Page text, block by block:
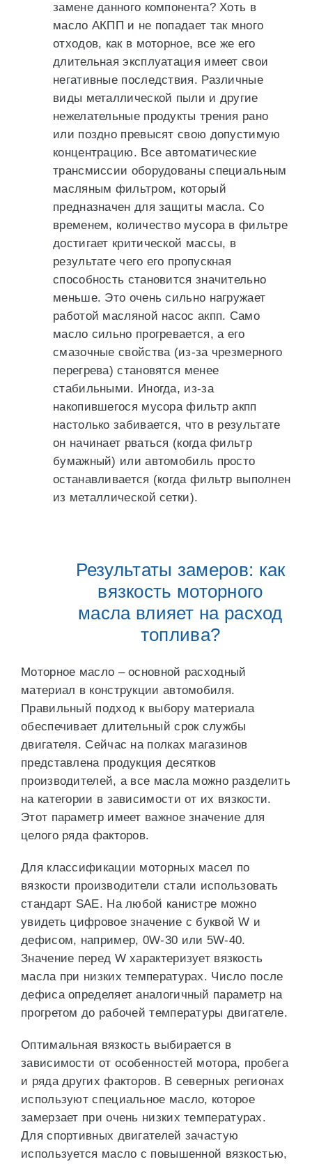
замене данного компонента? Хоть в
масло АКПП и не попадает так много
отходов, как в моторное, все же его
длительная эксплуатация имеет свои
негативные последствия. Различные
виды металлической пыли и другие
нежелательные продукты трения рано
или поздно превысят свою допустимую
концентрацию. Все автоматические
трансмиссии оборудованы специальным
масляным фильтром, который
предназначен для защиты масла. Со
временем, количество мусора в фильтре
достигает критической массы, в
результате чего его пропускная
способность становится значительно
меньше. Это очень сильно нагружает
работой масляной насос акпп. Само
масло сильно прогревается, а его
смазочные свойства (из-за чрезмерного
перегрева) становятся менее
стабильными. Иногда, из-за
накопившегося мусора фильтр акпп
настолько забивается, что в результате
он начинает рваться (когда фильтр
бумажный) или автомобиль просто
останавливается (когда фильтр выполнен
из металлической сетки).
Результаты замеров: как
вязкость моторного
масла влияет на расход
топлива?
Моторное масло – основной расходный
материал в конструкции автомобиля.
Правильный подход к выбору материала
обеспечивает длительный срок службы
двигателя. Сейчас на полках магазинов
представлена продукция десятков
производителей, а все масла можно разделить
на категории в зависимости от их вязкости.
Этот параметр имеет важное значение для
целого ряда факторов.
Для классификации моторных масел по
вязкости производители стали использовать
стандарт SAE. На любой канистре можно
увидеть цифровое значение с буквой W и
дефисом, например, 0W-30 или 5W-40.
Значение перед W характеризует вязкость
масла при низких температурах. Число после
дефиса определяет аналогичный параметр на
прогретом до рабочей температуры двигателе.
Оптимальная вязкость выбирается в
зависимости от особенностей мотора, пробега
и ряда других факторов. В северных регионах
используют специальное масло, которое
замерзает при очень низких температурах.
Для спортивных двигателей зачастую
используется масло с повышенной вязкостью,